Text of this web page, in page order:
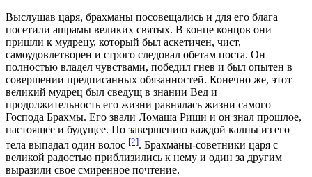
Выслушав царя, брахманы посовещались и для его блага
посетили ашрамы великих святых. В конце концов они
пришли к мудрецу, который был аскетичен, чист,
самоудовлетворен и строго следовал обетам поста. Он
полностью владел чувствами, победил гнев и был опытен в
совершении предписанных обязанностей. Конечно же, этот
великий мудрец был сведущ в знании Вед и
продолжительность его жизни равнялась жизни самого
Господа Брахмы. Его звали Ломаша Риши и он знал прошлое,
настоящее и будущее. По завершению каждой калпы из его
тела выпадал один волос [2]. Брахманы-советники царя с
великой радостью приблизились к нему и один за другим
выразили свое смиренное почтение.